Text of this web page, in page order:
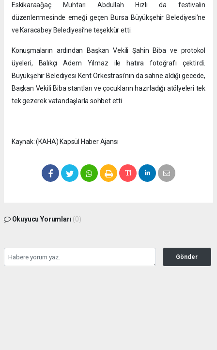
Eskikaraağaç Muhtarı Abdullah Hızlı da festivalin
düzenlenmesinde emeği geçen Bursa Büyükşehir Belediyesi’ne
ve Karacabey Belediyesi’ne teşekkür etti.
Konuşmaların ardından Başkan Vekili Şahin Biba ve protokol
üyeleri, Balıkçı Adem Yılmaz ile hatıra fotoğrafı çektirdi.
Büyükşehir Belediyesi Kent Orkestrası’nın da sahne aldığı gecede,
Başkan Vekili Biba stantları ve çocukların hazırladığı atölyeleri tek
tek gezerek vatandaşlarla sohbet etti.
Kaynak: (KAHA) Kapsül Haber Ajansı
Okuyucu Yorumları (0)
Gönder